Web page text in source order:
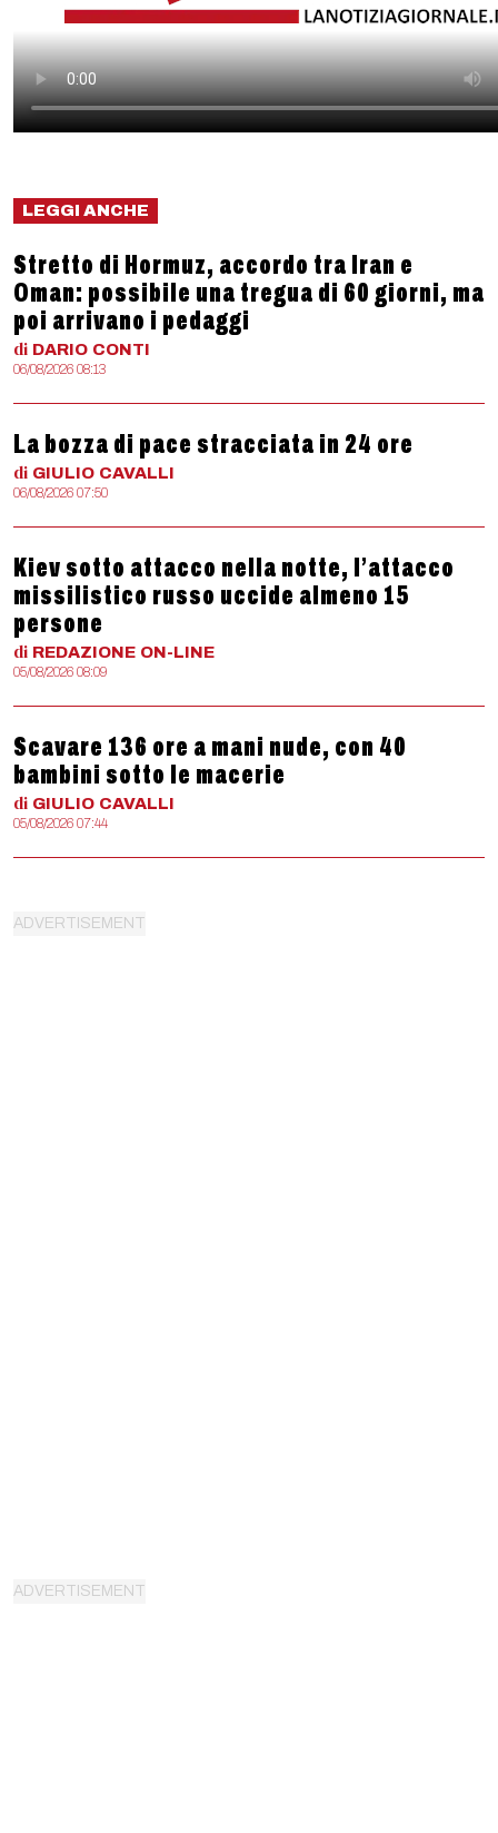
LEGGI ANCHE
Stretto di Hormuz, accordo tra Iran e
Oman: possibile una tregua di 60 giorni, ma
poi arrivano i pedaggi
di DARIO CONTI
06/08/2026 08:13
La bozza di pace stracciata in 24 ore
di GIULIO CAVALLI
06/08/2026 07:50
Kiev sotto attacco nella notte, l’attacco
missilistico russo uccide almeno 15
persone
di REDAZIONE ON-LINE
05/08/2026 08:09
Scavare 136 ore a mani nude, con 40
bambini sotto le macerie
di GIULIO CAVALLI
05/08/2026 07:44